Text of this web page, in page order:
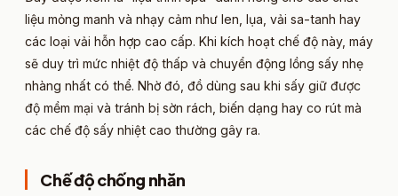
liệu mỏng manh và nhạy cảm như len, lụa, vải sa-tanh hay
các loại vải hỗn hợp cao cấp. Khi kích hoạt chế độ này, máy
sẽ duy trì mức nhiệt độ thấp và chuyển động lồng sấy nhẹ
nhàng nhất có thể. Nhờ đó, đồ dùng sau khi sấy giữ được
độ mềm mại và tránh bị sờn rách, biến dạng hay co rút mà
các chế độ sấy nhiệt cao thường gây ra.
Chế độ chống nhăn​